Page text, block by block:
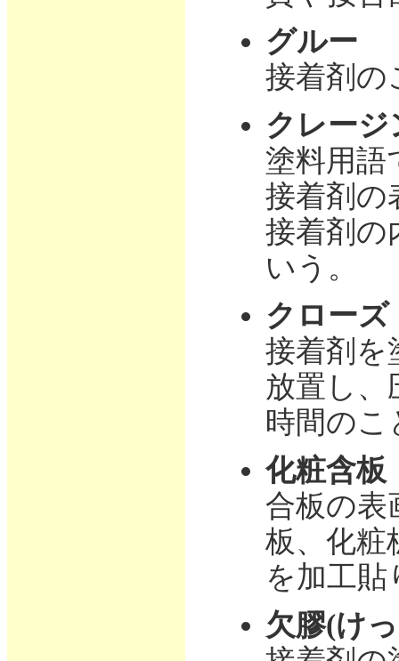
グルー
接着剤の
クレージ
塗料用語
接着剤の
接着剤の
いう。
クロー
接着剤を
放置し、
時間のこ
化粧含板
合板の表
板、化粧
を加工貼
欠膠(け